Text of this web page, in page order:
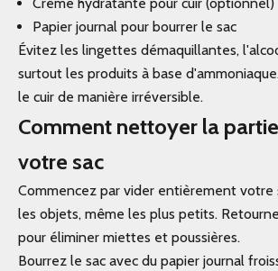
Papier journal pour bourrer le sac
Évitez les lingettes démaquillantes,
surtout les produits à base
le cuir de manière irréversible.
Comment nettoyer la
votre sac
Commencez par vider entièrement votre
les objets, même les plus petits.
pour éliminer miettes et poussières.
Bourrez le sac avec du papier journal